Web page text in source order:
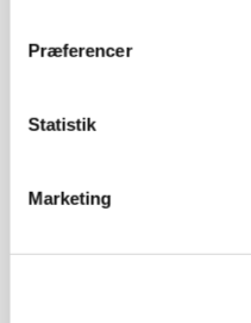
Præferencer
Statistik
Marketing
PLANTER